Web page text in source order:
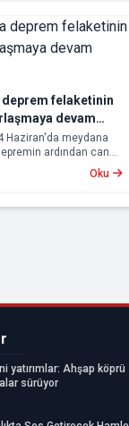
olmaktır” dedi.
felaketinin
devam
Haziran'da meydana
ardından can
ediyor.
Oku
yatırımlar: Ahşap köprü
sürüyor